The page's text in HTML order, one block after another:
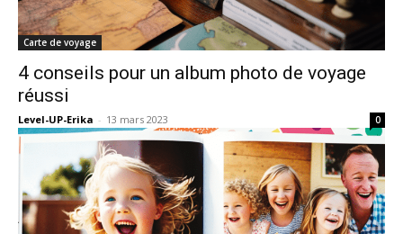
Carte de voyage
4 conseils pour un album photo de voyage
réussi
Level-UP-Erika - 13 mars 2023 0